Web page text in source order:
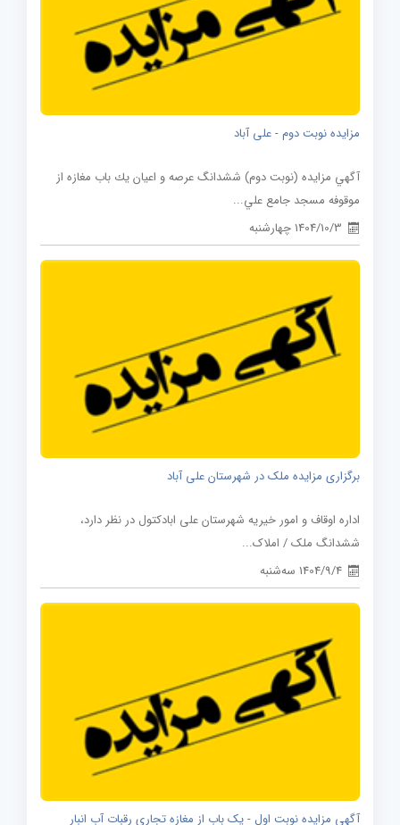
مزایده نوبت دوم - علی آباد
آگهي مزايده (نوبت دوم) ششدانگ عرصه و اعيان يك باب مغازه از
موقوفه مسجد جامع علي...
1404/10/3 چهارشنبه
برگزاری مزایده ملک در شهرستان علی آباد
اداره اوقاف و امور خیریه شهرستان علی ابادکتول در نظر دارد،
ششدانگ ملک / املاک...
1404/9/4 سه‌شنبه
آگهی مزایده نوبت اول - یک باب از مغازه تجاری رقبات آب انبار